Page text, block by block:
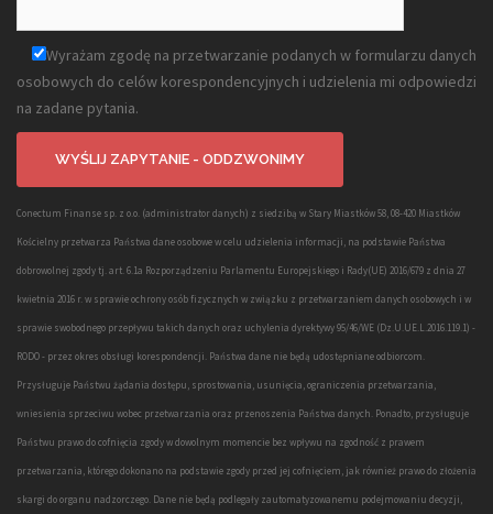
Wyrażam zgodę na przetwarzanie podanych w formularzu danych
osobowych do celów korespondencyjnych i udzielenia mi odpowiedzi
na zadane pytania.
Conectum Finanse sp. z o.o. (administrator danych) z siedzibą w Stary Miastków 58, 08-420 Miastków
Kościelny przetwarza Państwa dane osobowe w celu udzielenia informacji, na podstawie Państwa
dobrowolnej zgody tj. art. 6.1a Rozporządzeniu Parlamentu Europejskiego i Rady(UE) 2016/679 z dnia 27
kwietnia 2016 r. w sprawie ochrony osób fizycznych w związku z przetwarzaniem danych osobowych i w
sprawie swobodnego przepływu takich danych oraz uchylenia dyrektywy 95/46/WE (Dz.U.UE.L.2016.119.1) -
RODO - przez okres obsługi korespondencji. Państwa dane nie będą udostępniane odbiorcom.
Przysługuje Państwu żądania dostępu, sprostowania, usunięcia, ograniczenia przetwarzania,
wniesienia sprzeciwu wobec przetwarzania oraz przenoszenia Państwa danych. Ponadto, przysługuje
Państwu prawo do cofnięcia zgody w dowolnym momencie bez wpływu na zgodność z prawem
przetwarzania, którego dokonano na podstawie zgody przed jej cofnięciem, jak również prawo do złożenia
skargi do organu nadzorczego. Dane nie będą podlegały zautomatyzowanemu podejmowaniu decyzji,